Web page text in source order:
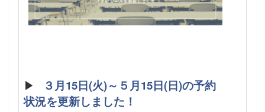
▶
３月15日(火)～５月15日(日)の予約
状況を更新しました！